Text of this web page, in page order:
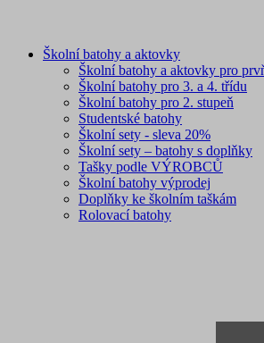
Školní batohy a aktovky
Školní batohy a aktovky pro
Školní batohy pro 3. a 4. třídu
Školní batohy pro 2. stupeň
Studentské batohy
Školní sety - sleva 20%
Školní sety – batohy s doplňky
Tašky podle VÝROBCŮ
Školní batohy výprodej
Doplňky ke školním taškám
Rolovací batohy